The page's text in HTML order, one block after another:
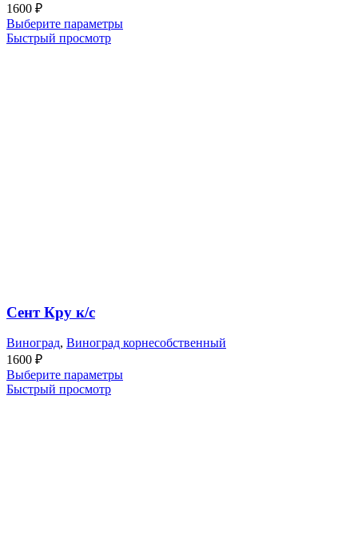
1600 ₽
Выберите параметры
Быстрый просмотр
Сент Кру к/с
Виноград, Виноград корнесобственный
1600 ₽
Выберите параметры
Быстрый просмотр